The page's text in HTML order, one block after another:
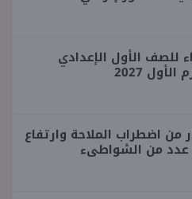
للصف الأول الإعدادي
2027
من اضطراب الملاحة وارتفاع
عدد من الشواطىء